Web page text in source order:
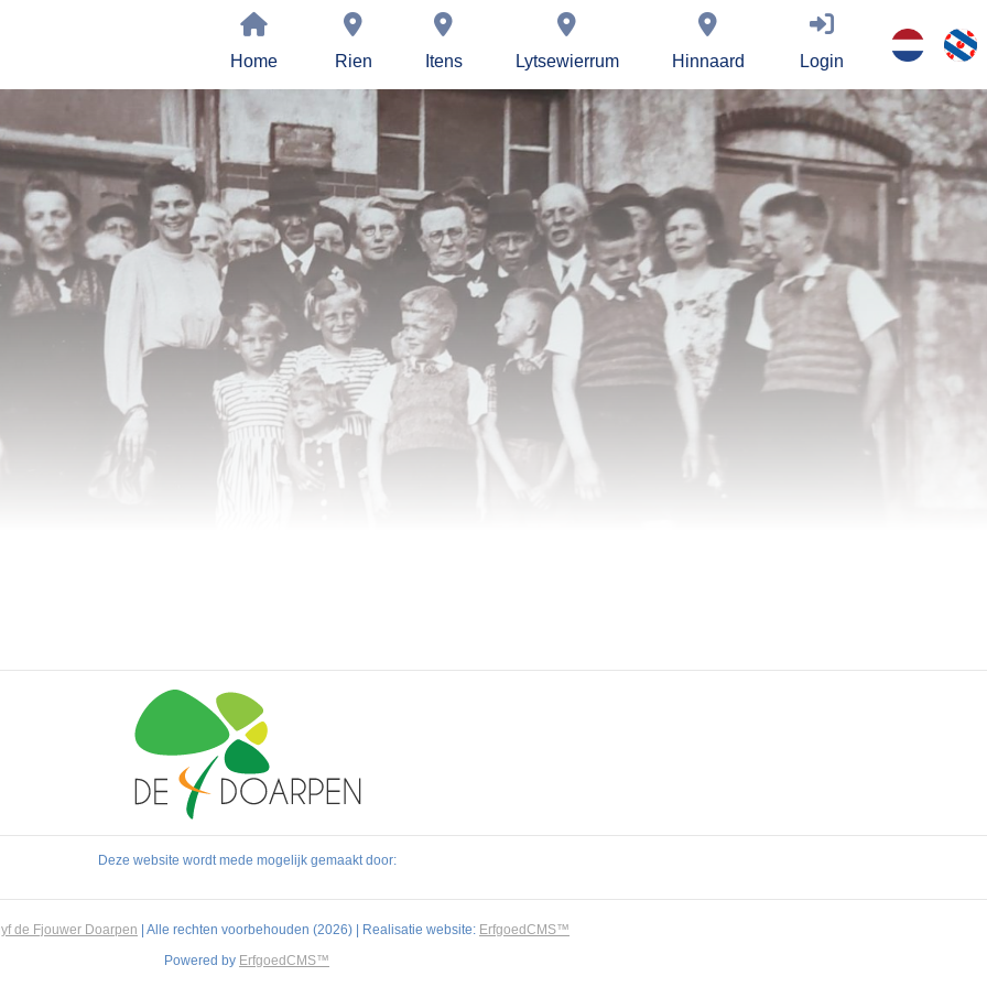
Home Rien Itens Lytsewierrum Hinnaard Login
Deze website wordt mede mogelijk gemaakt door:
de Fjouwer Doarpen | Alle rechten voorbehouden (2026) | Realisatie website: ErfgoedCMS™
Powered by ErfgoedCMS™